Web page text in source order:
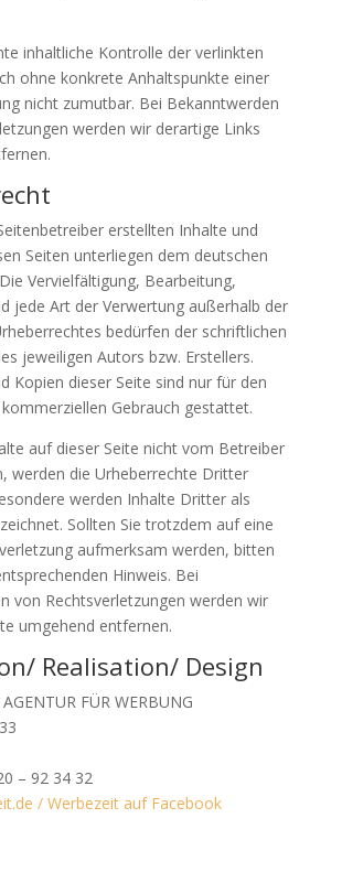
inhaltliche Kontrolle der verlinkten
ohne konkrete Anhaltspunkte einer
nicht zumutbar. Bei Bekanntwerden
werden wir derartige Links
erstellten Inhalte und
Seiten unterliegen dem deutschen
Vervielfältigung, Bearbeitung,
jede Art der Verwertung außerhalb der
bedürfen der schriftlichen
jeweiligen Autors bzw. Erstellers.
Kopien dieser Seite sind nur für den
Gebrauch gestattet.
auf dieser Seite nicht vom Betreiber
werden die Urheberrechte Dritter
werden Inhalte Dritter als
Sollten Sie trotzdem auf eine
aufmerksam werden, bitten
Hinweis. Bei
von Rechtsverletzungen werden wir
umgehend entfernen.
Realisation/ Design
FÜR WERBUNG
– 92 34 32
/ Werbezeit auf Facebook